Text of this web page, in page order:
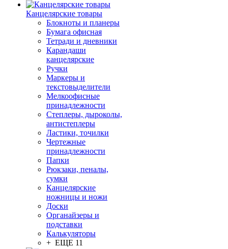
Канцелярские товары
Блокноты и планеры
Бумага офисная
Тетради и дневники
Карандаши
канцелярские
Ручки
Маркеры и
текстовыделители
Мелкоофисные
принадлежности
Степлеры, дыроколы,
антистеплеры
Ластики, точилки
Чертежные
принадлежности
Папки
Рюкзаки, пеналы,
сумки
Канцелярские
ножницы и ножи
Доски
Органайзеры и
подставки
Калькуляторы
+ ЕЩЕ 11